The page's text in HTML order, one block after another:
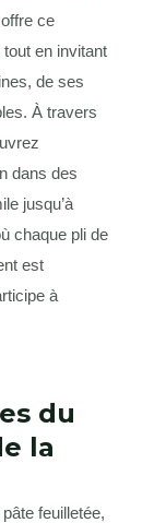
ce
en invitant
de ses
À travers
dans des
jusqu’à
chaque pli de
est
à
du
la
feuilletée,